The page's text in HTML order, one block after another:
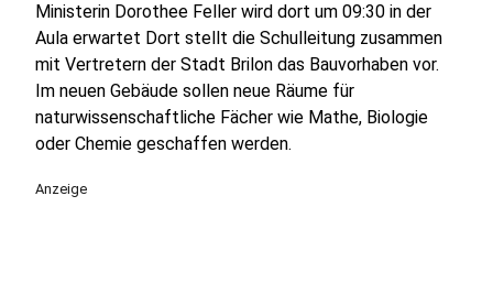
Ministerin Dorothee Feller wird dort um 09:30 in der
Aula erwartet Dort stellt die Schulleitung zusammen
mit Vertretern der Stadt Brilon das Bauvorhaben vor.
Im neuen Gebäude sollen neue Räume für
naturwissenschaftliche Fächer wie Mathe, Biologie
oder Chemie geschaffen werden.
Anzeige